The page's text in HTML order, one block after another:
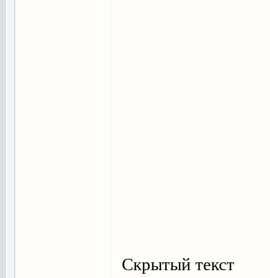
Скрытый текст